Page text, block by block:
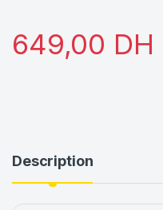
649,00 DH
Description